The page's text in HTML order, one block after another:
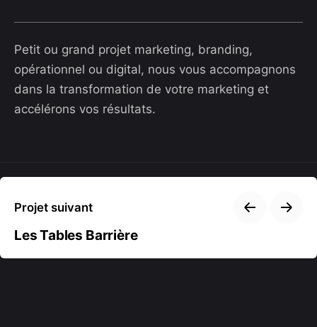
Petit ou grand projet marketing, branding,
opérationnel ou digital, nous vous accompagnons
dans la transformation de votre marketing et
accélérons vos résultats.
Projet suivant
Les Tables Barrière